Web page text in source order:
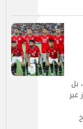
بل
غير